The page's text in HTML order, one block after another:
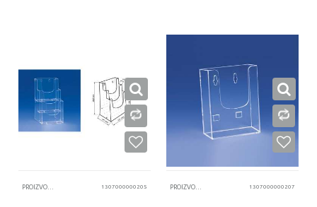
PROIZVODI OD KLIRITA 1307000000205 PROIZVODI OD KLIRITA 1307000000207